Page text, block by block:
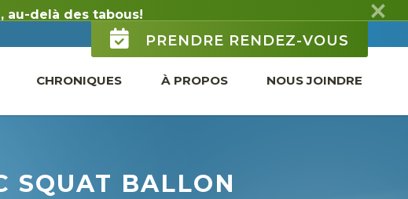
PRENDRE RENDEZ-VOUS
CHRONIQUES À PROPOS NOUS JOINDRE
SQUAT BALLON